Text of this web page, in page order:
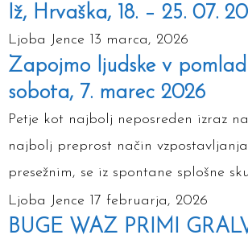
Iž, Hrvaška, 18. – 25. 07.
Ljoba Jence 13 marca, 2026
Zapojmo ljudske v
sobota, 7. marec 2026
Petje kot najbolj neposreden izraz
najbolj preprost način
presežnim, se iz spontane splošne
Ljoba Jence 17 februarja, 2026
BUGE WAZ PRIMI